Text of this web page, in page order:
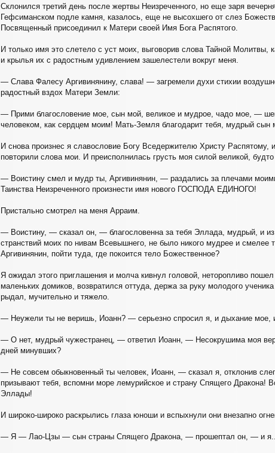
Склонился третий день после жертвы Неизреченного, но еще заря
Гефсиманском подле камня, казалось, еще не высохшего от слез
Посвященный присоединил к Матери своей Имя Бога Распятого.
И только имя это слетело с уст моих, выговорив слова Тайной
и крылья их с радостным удивлением зашелестели вокруг меня.
— Слава Фалесу Аргивинянину, слава! — загремели духи стихии
радостный вздох Матери Земли:
— Прими благословение мое, сын мой, великое и мудрое, чадо мое, —
человеком, как сердцем моим! Мать-Земля благодарит тебя, мудрый сын
И снова произнес я славословие Богу Вседержителю Христу
повторили слова мои. И преисполнилась грусть моя силой великой,
— Воистину смел и мудр ты, Аргивинянин, — раздались за плечами
Таинства Неизреченного произнести имя нового ГОСПОДА ЕДИНОГО!
Пристально смотрел на меня Арраим.
— Воистину, — сказал он, — благословенна за тебя Эллада, мудрый, и
странствий моих по нивам Всевышнего, не было никого мудрее и
Аргивинянин, пойти туда, где покоится тело Божественное?
Я ожидал этого приглашения и молча кивнул головой, неторопливо
маленьких домиков, возвратился оттуда, держа за руку молодого
рыдал, мучительно и тяжело.
— Неужели ты не веришь, Иоанн? — серьезно спросил я, и дыхание мое,
— О нет, мудрый чужестранец, — ответил Иоанн, — Несокрушима моя
дней минувших?
— Не совсем обыкновенный ты человек, Иоанн, — сказал я, отклонив
призывают тебя, вспомни море лемурийское и страну Спящего
Эллады!
И широко-широко раскрылись глаза юноши и вспыхнули они внезапно
— Я — Лао-Цзы — сын страны Спящего Дракона, — прошептал он, — и я...